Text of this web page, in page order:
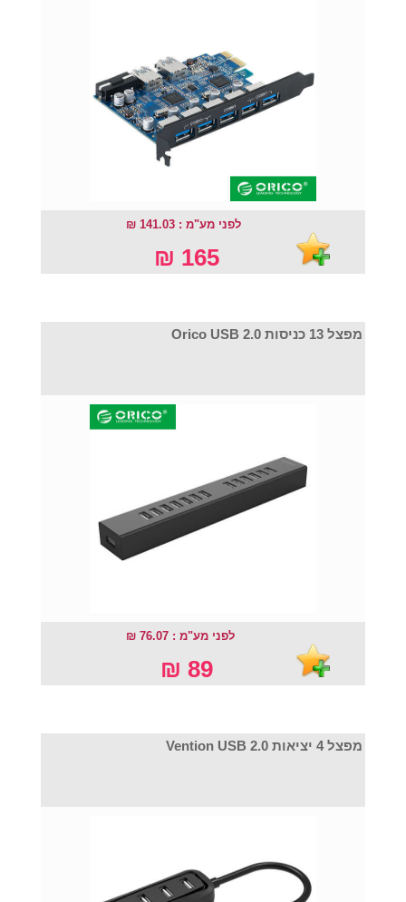
לפני מע"מ : 141.03 ₪
165 ₪
מפצל 13 כניסות Orico USB 2.0
לפני מע"מ : 76.07 ₪
89 ₪
מפצל 4 יציאות Vention USB 2.0